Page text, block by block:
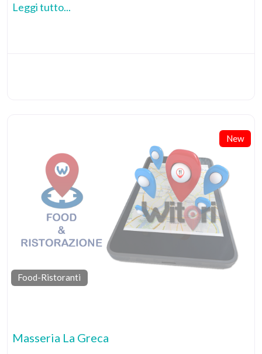
Leggi tutto...
New
Food-Ristoranti
Masseria La Greca